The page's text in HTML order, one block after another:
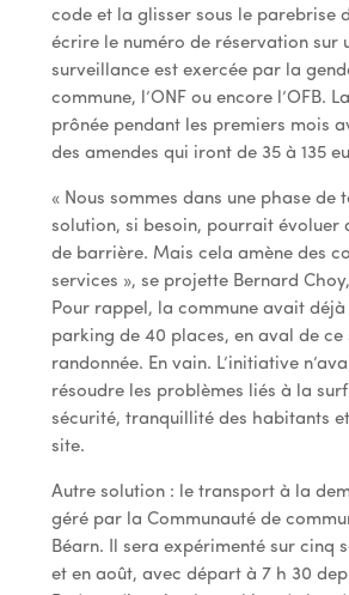
code et la glisser sous le parebrise
écrire le numéro de réservation sur
surveillance est exercée par la
commune, l’ONF ou encore l’OFB.
prônée pendant les premiers mois
des amendes qui iront de 35 à 135
« Nous sommes dans une phase de
solution, si besoin, pourrait évoluer
de barrière. Mais cela amène des
services », se projette Bernard
Pour rappel, la commune avait déjà
parking de 40 places, en aval de ce
randonnée. En vain. L’initiative
résoudre les problèmes liés à la
sécurité, tranquillité des habitants
site.
Autre solution : le transport à la
géré par la Communauté de
Béarn. Il sera expérimenté sur cinq
et en août, avec départ à 7 h 30